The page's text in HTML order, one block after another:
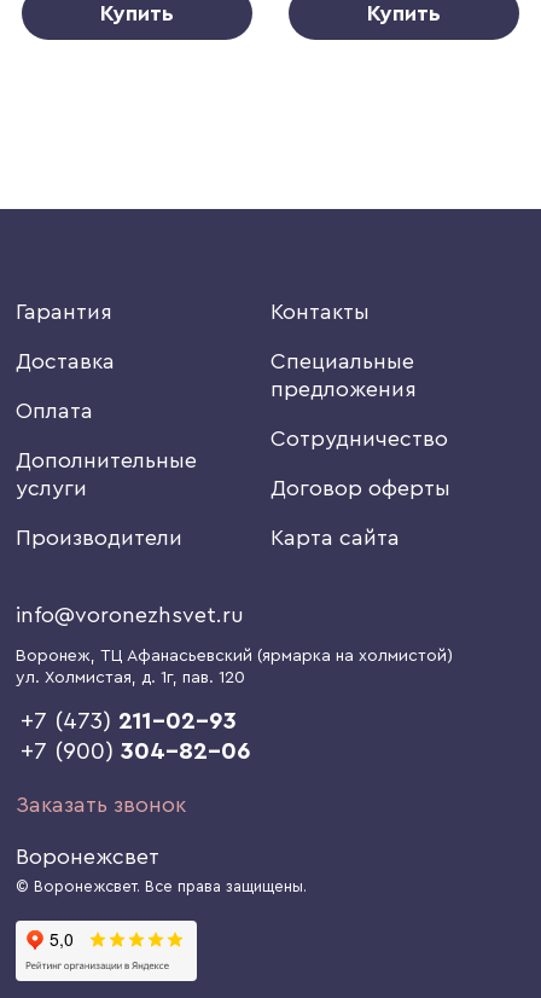
Купить Купить
Гарантия
Доставка
Оплата
Дополнительные
услуги
Производители
Контакты
Специальные
предложения
Сотрудничество
Договор оферты
Карта сайта
info@voronezhsvet.ru
Воронеж, ТЦ Афанасьевский (ярмарка на холмистой)
ул. Холмистая, д. 1г, пав. 120
+7 (473) 211-02-93
+7 (900)304-82-06
Заказать звонок
Воронежсвет
© Воронежсвет. Все права защищены.